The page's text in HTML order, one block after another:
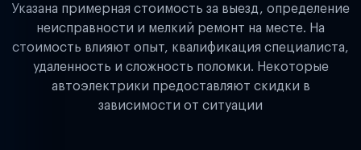
Указана примерная стоимость за выезд, определение
неисправности и мелкий ремонт на месте. На
стоимость влияют опыт, квалификация специалиста,
удаленность и сложность поломки. Некоторые
автоэлектрики предоставляют скидки в
зависимости от ситуации